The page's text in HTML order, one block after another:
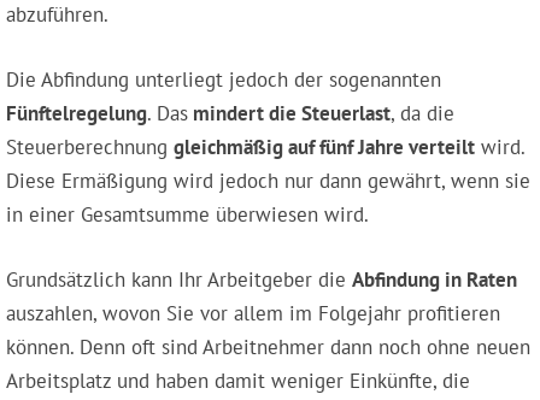
abzuführen.
Die Abfindung unterliegt jedoch der sogenannten
Fünftelregelung. Das mindert die Steuerlast, da die
Steuerberechnung gleichmäßig auf fünf Jahre verteilt wird.
Diese Ermäßigung wird jedoch nur dann gewährt, wenn sie
in einer Gesamtsumme überwiesen wird.
Grundsätzlich kann Ihr Arbeitgeber die Abfindung in Raten
auszahlen, wovon Sie vor allem im Folgejahr profitieren
können. Denn oft sind Arbeitnehmer dann noch ohne neuen
Arbeitsplatz und haben damit weniger Einkünfte, die